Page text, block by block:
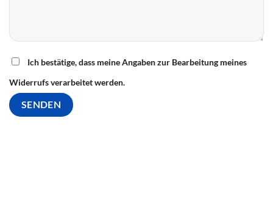
Ich bestätige, dass meine Angaben zur Bearbeitung meines
Widerrufs verarbeitet werden.